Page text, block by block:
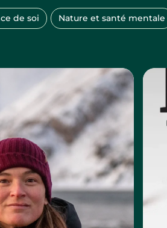
de soi Nature et santé mentale